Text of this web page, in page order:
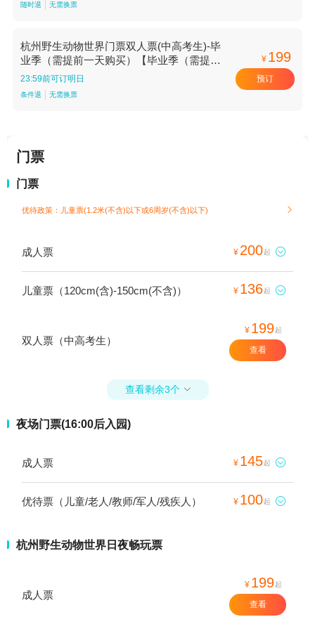
随时退 无需换票
杭州野生动物世界门票双人票(中高考生)-毕
业季（需提前一天购买）【毕业季（需提前
一天购买）】
23:59前可订明日
条件退 无需换票
¥ 199
预订
门票
门票
优待政策：儿童票(1.2米(不含)以下或6周岁(不含)以下) 
成人票 ¥ 200起 
儿童票（120cm(含)-150cm(不含)） ¥ 136起 
双人票（中高考生）
¥ 199起
查看
查看剩余3个 
夜场门票(16:00后入园)
成人票 ¥ 145起 
优待票（儿童/老人/教师/军人/残疾人） ¥ 100起 
杭州野生动物世界日夜畅玩票
成人票
¥ 199起
查看